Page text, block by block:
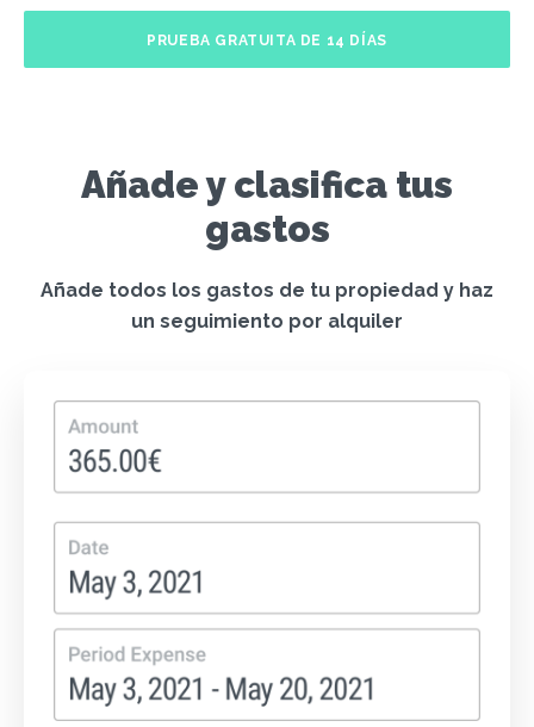
PRUEBA GRATUITA DE 14 DÍAS
Añade y clasifica tus
gastos
Añade todos los gastos de tu propiedad y haz
un seguimiento por alquiler